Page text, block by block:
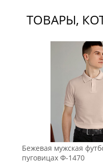
ТОВАРЫ,
Бежевая мужская
пуговицах Ф-1470